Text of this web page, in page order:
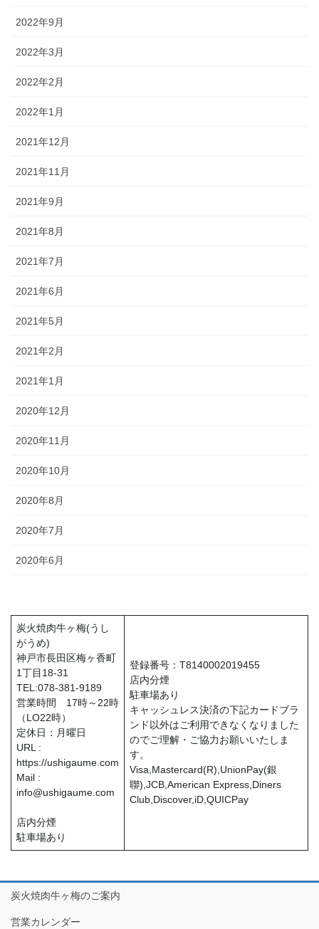
2022年9月
2022年3月
2022年2月
2022年1月
2021年12月
2021年11月
2021年9月
2021年8月
2021年7月
2021年6月
2021年5月
2021年2月
2021年1月
2020年12月
2020年11月
2020年10月
2020年8月
2020年7月
2020年6月
炭火焼肉牛ヶ梅(うし
がうめ)
神戸市長田区梅ヶ香町
1丁目18-31
TEL:078-381-9189
営業時間 17時～22時
（LO22時）
定休日：月曜日
URL :
https://ushigaume.com
Mail :
info@ushigaume.com
店内分煙
駐車場あり
登録番号：T8140002019455
店内分煙
駐車場あり
キャッシュレス決済の下記カードブラ
ンド以外はご利用できなくなりました
のでご理解・ご協力お願いいたしま
す。
Visa,Mastercard(R),UnionPay(銀
聯),JCB,American Express,Diners
Club,Discover,iD,QUICPay
炭火焼肉牛ヶ梅のご案内
営業カレンダー